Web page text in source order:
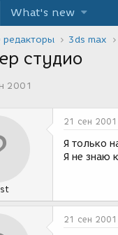
What's new
редакторы 3ds max
студио
2001
21 сен 2001
Я только
Я не знаю
21 сен 2001